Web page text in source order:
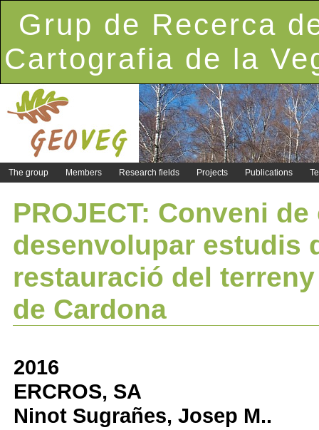
Grup de Recerca
Cartografia de la
The group Members Research fields Projects Publications
PROJECT: Conveni
desenvolupar estudis
restauració del
de Cardona
2016
ERCROS, SA
Ninot Sugrañes, Josep M..